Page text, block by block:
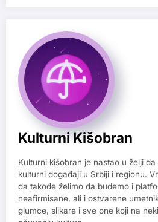
Kulturni Kišobran
Kulturni kišobran je nastao u želji
kulturni događaji u Srbiji i regionu.
da takođe želimo da budemo i
neafirmisane, ali i ostvarene
glumce, slikare i sve one koji na